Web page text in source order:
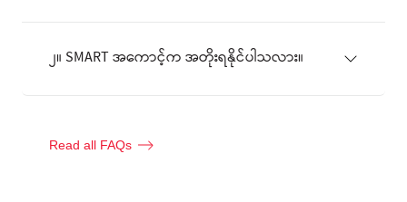
၂။ SMART အကောင့်က အတိုးရနိုင်ပါသလား။
Read all FAQs